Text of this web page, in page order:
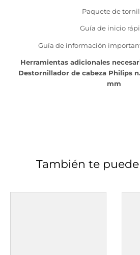
Paquete de
Guía de inicio
Guía de información
Herramientas adicionales
Destornillador de cabeza Philips
mm
También te